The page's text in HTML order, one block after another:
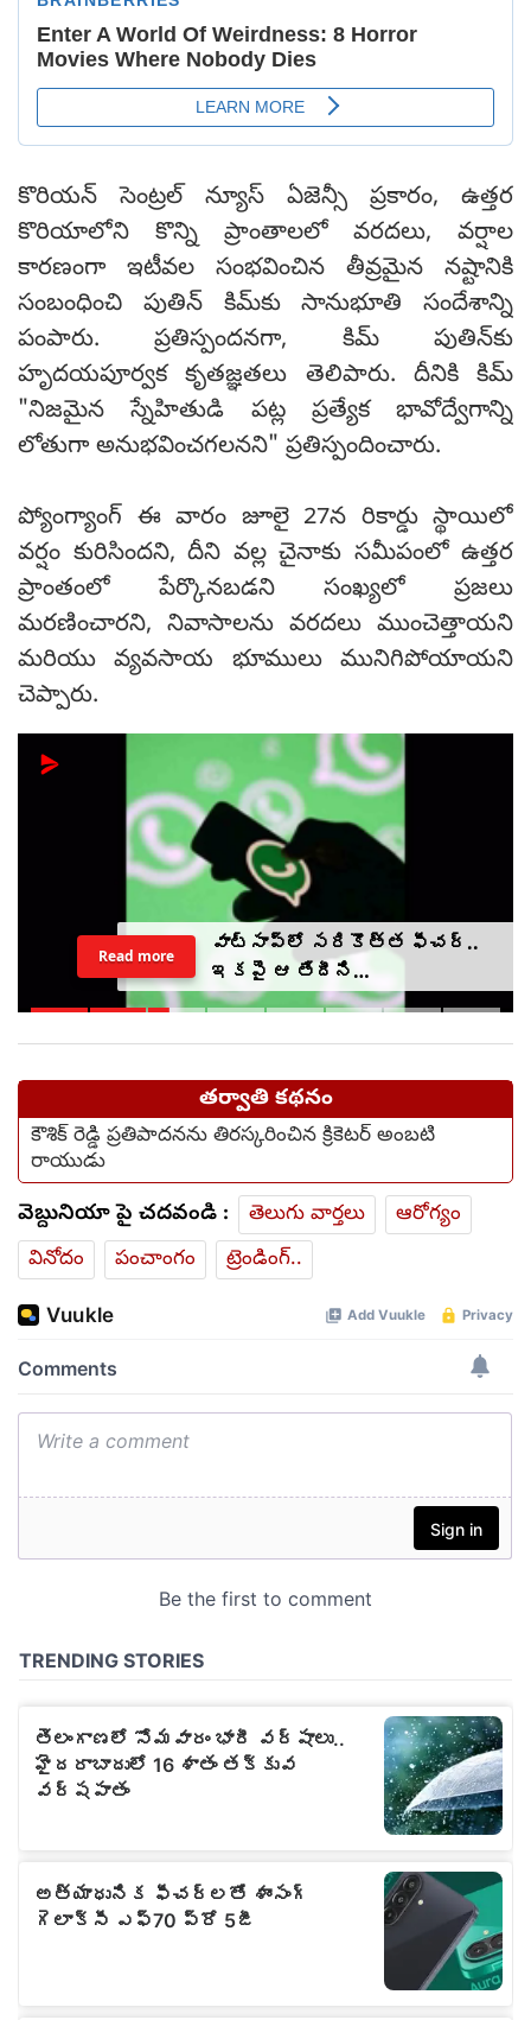
కొరియన్ సెంట్రల్ న్యూస్ ఏజెన్సీ ప్రకారం, ఉత్తర
కొరియాలోని కొన్ని ప్రాంతాలలో వరదలు, వర్షాల
కారణంగా ఇటీవల సంభవించిన తీవ్రమైన నష్టానికి
సంబంధించి పుతిన్ కిమ్‌కు సానుభూతి సందేశాన్ని
పంపారు. ప్రతిస్పందనగా, కిమ్ పుతిన్‌కు
హృదయపూర్వక కృతజ్ఞతలు తెలిపారు. దీనికి కిమ్
"నిజమైన స్నేహితుడి పట్ల ప్రత్యేక భావోద్వేగాన్ని
లోతుగా అనుభవించగలనని" ప్రతిస్పందించారు.
ప్యోంగ్యాంగ్ ఈ వారం జూలై 27న రికార్డు స్థాయిలో
వర్షం కురిసిందని, దీని వల్ల చైనాకు సమీపంలో ఉత్తర
ప్రాంతంలో పేర్కొనబడని సంఖ్యలో ప్రజలు
మరణించారని, నివాసాలను వరదలు ముంచెత్తాయని
మరియు వ్యవసాయ భూములు మునిగిపోయాయని
చెప్పారు.
వాట్సాప్‌లో సరికొత్త ఫీచర్..
ఇకపై ఆ తేదీని
వెల్లడించాల్సిందే?
Read more
తర్వాతి కథనం
కౌశిక్ రెడ్డి ప్రతిపాదనను తిరస్కరించిన క్రికెటర్ అంబటి
రాయుడు
వెబ్దునియా పై చదవండి : తెలుగు వార్తలు
ఆరోగ్యం
వినోదం
పంచాంగం ట్రెండింగ్..